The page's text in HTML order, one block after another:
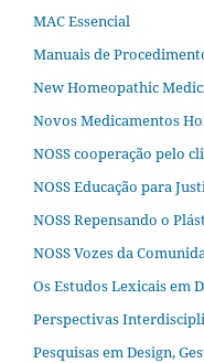
MAC Essencial
Manuais de
New Homeopathic
Novos Medicamentos
NOSS cooperação pelo
NOSS Educação para
NOSS Repensando o
NOSS Vozes da
Os Estudos Lexicais em
Perspectivas
Pesquisas em Design,